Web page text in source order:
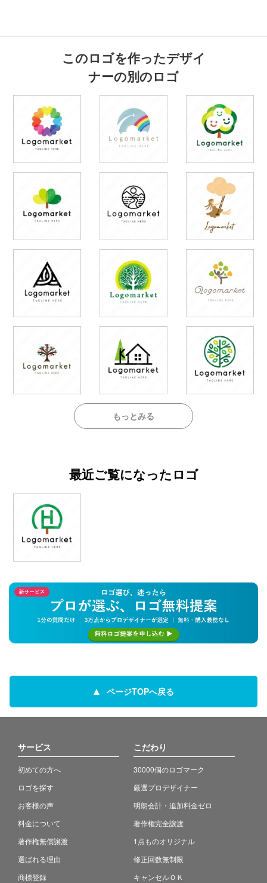
このロゴを作ったデザイ
ナーの別のロゴ
もっとみる
最近ご覧になったロゴ
ページTOPへ戻る
サービス
初めての方へ
ロゴを探す
お客様の声
料金について
著作権無償譲渡
選ばれる理由
商標登録
こだわり
30000個のロゴマーク
厳選プロデザイナー
明朗会計・追加料金ゼロ
著作権完全譲渡
1点ものオリジナル
修正回数無制限
キャンセルＯＫ